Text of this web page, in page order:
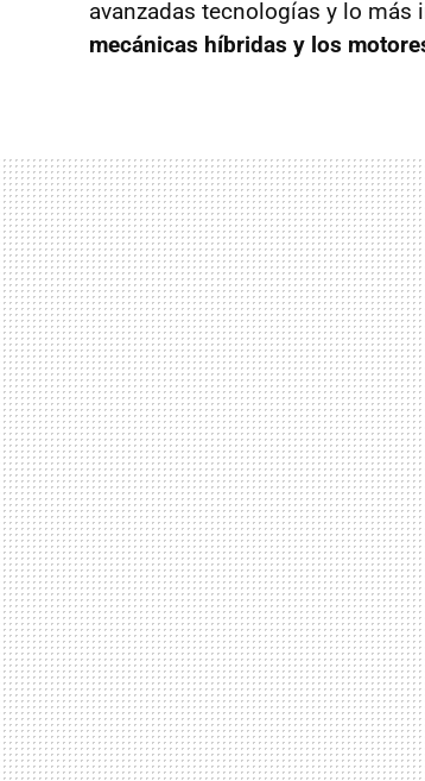
avanzadas tecnologías y lo más
mecánicas híbridas y los